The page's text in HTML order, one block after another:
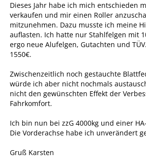
Dieses Jahr habe ich mich entschieden
verkaufen und mir einen Roller
mitzunehmen. Dazu musste ich meine
auflasten. Ich hatte nur Stahlfelgen mit
ergo neue Alufelgen, Gutachten und
1550€.
Zwischenzeitlich noch gestauchte
würde ich aber nicht nochmals
nicht den gewünschten Effekt der
Fahrkomfort.
Ich bin nun bei zzG 4000kg und einer
Die Vorderachse habe ich unverändert
Gruß Karsten